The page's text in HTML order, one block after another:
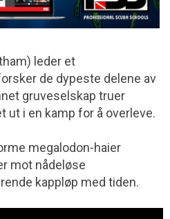
leder et
de dypeste delene av
gruveselskap truer
ut i en kamp for å overleve.
megalodon-haier
mot nådeløse
kappløp med tiden.